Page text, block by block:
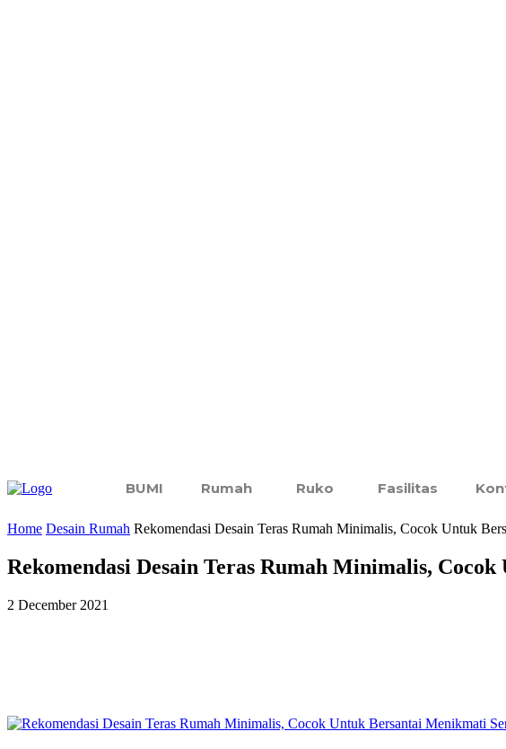
BUMI Rumah Ruko Fasilitas
Home Desain Rumah Rekomendasi Desain Teras Rumah Minimalis, Cocok Untuk
Rekomendasi Desain Teras Rumah Minimalis,
2 December 2021